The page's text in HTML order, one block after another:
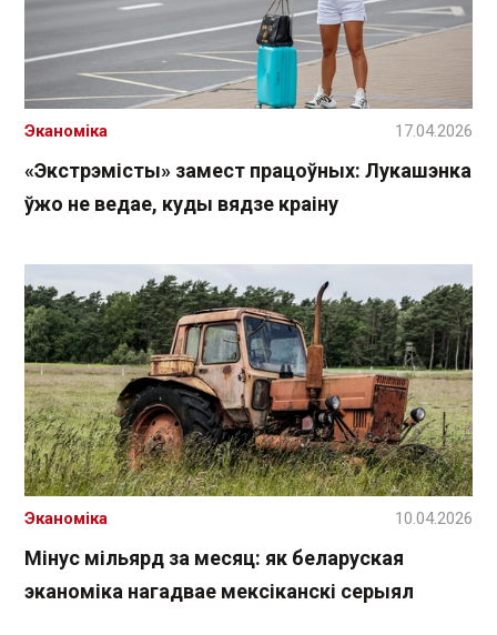
«Экстрэмісты» замест працоўных: Лукашэнка
ўжо не ведае, куды вядзе краіну
Эканоміка 17.04.2026
Мінус мільярд за месяц: як беларуская
эканоміка нагадвае мексіканскі серыял
Эканоміка 10.04.2026